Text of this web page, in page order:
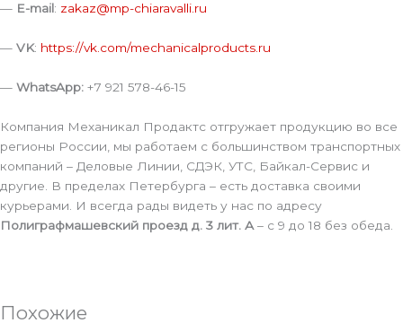
— E-mail: zakaz@mp-chiaravalli.ru
— VK: https://vk.com/mechanicalproducts.ru
— WhatsApp: +7 921 578-46-15
Компания Механикал Продактс отгружает продукцию во все
регионы России, мы работаем с большинством транспортных
компаний – Деловые Линии, СДЭК, УТС, Байкал-Сервис и
другие. В пределах Петербурга – есть доставка своими
курьерами. И всегда рады видеть у нас по адресу
Полиграфмашевский проезд д. 3 лит. А – с 9 до 18 без обеда.
Похожие